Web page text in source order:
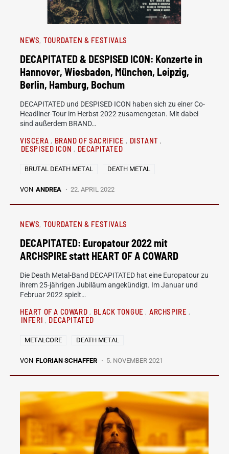
NEWS TOURDATEN & FESTIVALS
DECAPITATED & DESPISED ICON: Konzerte in
Hannover, Wiesbaden, München, Leipzig,
Berlin, Hamburg, Bochum
DECAPITATED und DESPISED ICON haben sich zu einer Co-
Headliner-Tour im Herbst 2022 zusamengetan. Mit dabei
sind außerdem BRAND…
VISCERA BRAND OF SACRIFICE
DISTANT
DESPISED ICON
DECAPITATED
BRUTAL DEATH METAL DEATH METAL
VON ANDREA 22. APRIL 2022
NEWS TOURDATEN & FESTIVALS
DECAPITATED: Europatour 2022 mit
ARCHSPIRE statt HEART OF A COWARD
Die Death Metal-Band DECAPITATED hat eine Europatour zu
ihrem 25-jährigen Jubiläum angekündigt. Im Januar und
Februar 2022 spielt…
HEART OF A COWARD BLACK TONGUE
ARCHSPIRE
INFERI
DECAPITATED
METALCORE DEATH METAL
VON FLORIAN SCHAFFER 5. NOVEMBER 2021